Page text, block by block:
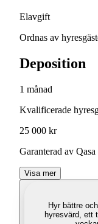
Elavgift
Ordnas av
Deposition
1 månad
Kvalificerade
25 000 kr
Garanterad av Qasa
Visa mer
Hyr bättre
hyresvärd, ett